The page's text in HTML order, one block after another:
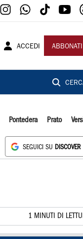
ACCEDI ABBONATI
Pontedera Prato
SEGUICI SU DISCOVER
1 MINUTI DI